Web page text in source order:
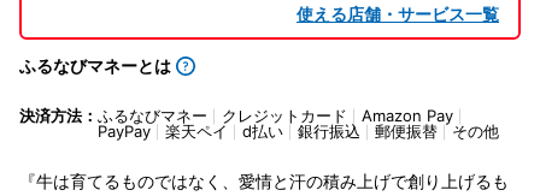
使える店舗・サービス一覧
ふるなびマネーとは
決済方法： ふるなびマネー クレジットカード
Amazon Pay
PayPay
楽天ペイ d払い 銀行振込 郵便振替 その他
『牛は育てるものではなく、愛情と汗の積み上げで創り上げるも